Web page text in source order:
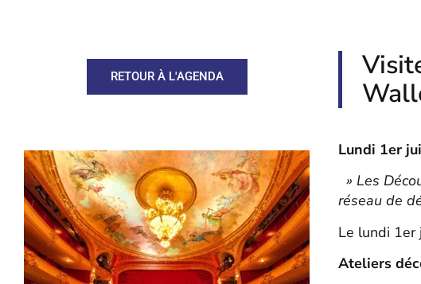
RETOUR À L'AGENDA
Lundi 1er
» Les
réseau de
Le lundi 1er
Ateliers